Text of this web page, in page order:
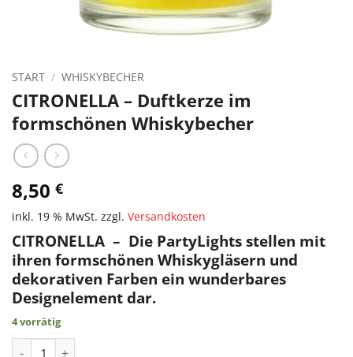
START / WHISKYBECHER
CITRONELLA – Duftkerze im
formschönen Whiskybecher
8,50 €
inkl. 19 % MwSt. zzgl. Versandkosten
CITRONELLA – Die PartyLights stellen mit
ihren formschönen Whiskygläsern und
dekorativen Farben ein wunderbares
Designelement dar.
4 vorrätig
CITRONELLA - Duftkerze im formschönen Whiskybecher